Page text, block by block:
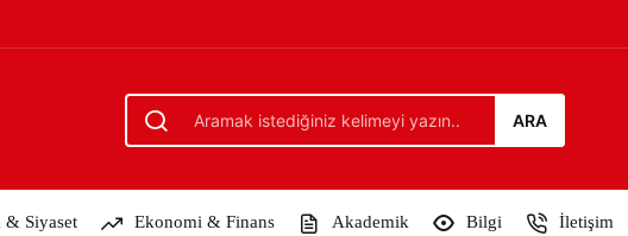
ARA
& Siyaset Ekonomi & Finans Akademik Bilgi İletişim
SIĞINMACI POLİTİKASININ TÜRKİYE’YE OLASI ETKİLERİ